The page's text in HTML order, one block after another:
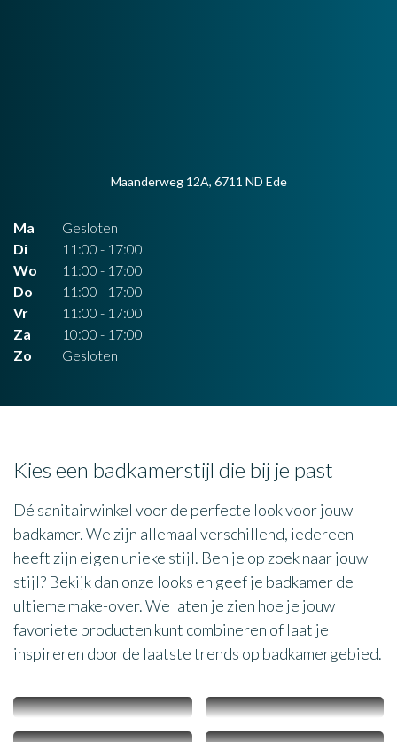
Ma
Gesloten
Di
11:00 - 17:00
Wo
11:00 - 17:00
Do
11:00 - 17:00
Vr
11:00 - 17:00
Za
10:00 - 17:00
Zo
Gesloten
Kies een badkamerstijl die bij je past
Dé sanitairwinkel voor de perfecte look voor jouw
badkamer. We zijn allemaal verschillend, iedereen
heeft zijn eigen unieke stijl. Ben je op zoek naar jouw
stijl? Bekijk dan onze looks en geef je badkamer de
ultieme make-over. We laten je zien hoe je jouw
favoriete producten kunt combineren of laat je
inspireren door de laatste trends op badkamergebied.
Industrieël Modern